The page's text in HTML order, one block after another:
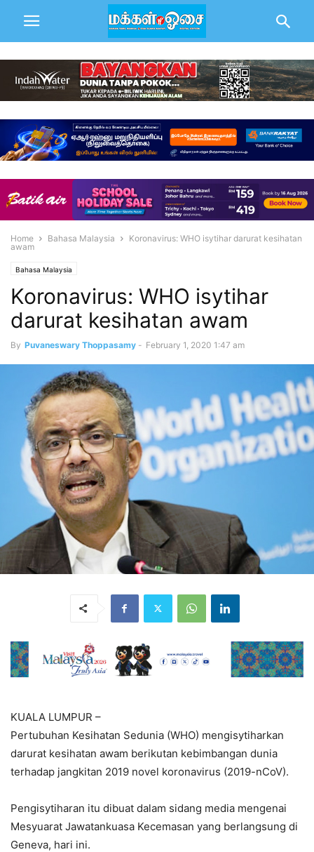
Home Bahasa Malaysia
Koronavirus: WHO isytihar darurat kesihatan
awam
Bahasa Malaysia
Koronavirus: WHO isytihar
darurat kesihatan awam
By Puvaneswary Thoppasamy - February 1, 2020 1:47 am
KUALA LUMPUR –
Pertubuhan Kesihatan Sedunia (WHO) mengisytiharkan
darurat kesihatan awam berikutan kebimbangan dunia
terhadap jangkitan 2019 novel koronavirus (2019-nCoV).
Pengisytiharan itu dibuat dalam sidang media mengenai
Mesyuarat Jawatankuasa Kecemasan yang berlangsung di
Geneva, hari ini.